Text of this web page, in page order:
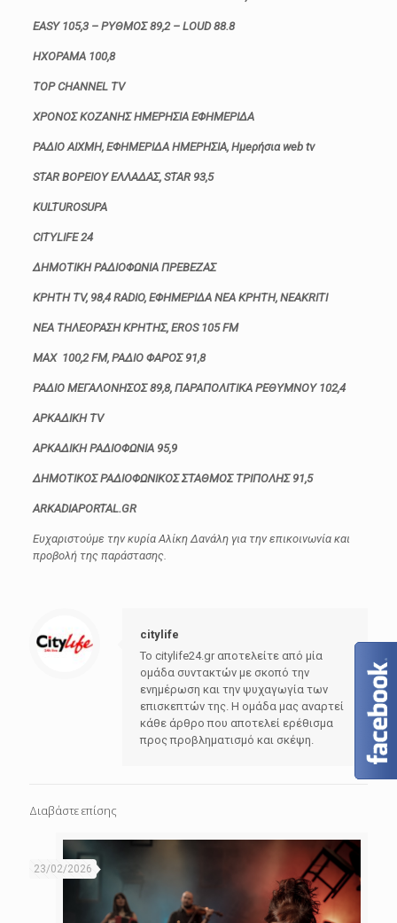
EASY 105,3 – ΡΥΘΜΟΣ 89,2 – LOUD 88.8
ΗΧΟΡΑΜΑ 100,8
TOP CHANNEL TV
ΧΡΟΝΟΣ ΚΟΖΑΝΗΣ ΗΜΕΡΗΣΙΑ ΕΦΗΜΕΡΙΔΑ
ΡΑΔΙΟ ΑΙΧΜΗ, ΕΦΗΜΕΡΙΔΑ ΗΜΕΡΗΣΙΑ, Ημeρήσια web tv
STAR BΟΡΕΙΟΥ ΕΛΛΑΔΑΣ, STAR 93,5
KULTUROSUPA
CITYLIFE 24
ΔΗΜΟΤΙΚΗ ΡΑΔΙΟΦΩΝΙΑ ΠΡΕΒΕΖΑΣ
ΚΡΗΤΗ TV, 98,4 RADIO, ΕΦΗΜΕΡΙΔΑ ΝΕΑ ΚΡΗΤΗ, NEAKRITI
ΝΕΑ ΤΗΛΕΟΡΑΣΗ ΚΡΗΤΗΣ, EROS 105 FM
MAX 100,2 FM, ΡΑΔΙΟ ΦΑΡΟΣ 91,8
ΡΑΔΙΟ ΜΕΓΑΛΟΝΗΣΟΣ 89,8, ΠΑΡΑΠΟΛΙΤΙΚΑ ΡΕΘΥΜΝΟΥ 102,4
ΑΡΚΑΔΙΚΗ TV
ΑΡΚΑΔΙΚΗ ΡΑΔΙΟΦΩΝΙΑ 95,9
ΔΗΜΟΤΙΚΟΣ ΡΑΔΙΟΦΩΝΙΚΟΣ ΣΤΑΘΜΟΣ ΤΡΙΠΟΛΗΣ 91,5
ARKADIAPORTAL.GR
Ευχαριστούμε την κυρία Αλίκη Δανάλη για την επικοινωνία και
προβολή της παράστασης.
citylife
Το citylife24.gr αποτελείτε από μία
ομάδα συντακτών με σκοπό την
ενημέρωση και την ψυχαγωγία των
επισκεπτών της. Η ομάδα μας αναρτεί
κάθε άρθρο που αποτελεί ερέθισμα
προς προβληματισμό και σκέψη.
Διαβάστε επίσης
23/02/2026